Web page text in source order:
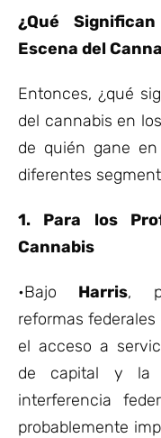
¿Qué
Escena del
Entonces, ¿qué
del cannabis en
de quién gane
diferentes
1. Para los
Cannabis
•Bajo Harris,
reformas
el acceso a
de capital y la
interferencia
probablemente